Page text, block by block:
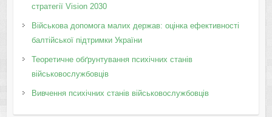
стратегії Vision 2030
Військова допомога малих держав: оцінка ефективності
балтійської підтримки України
Теоретичне обґрунтування психічних станів
військовослужбовців
Вивчення психічних станів військовослужбовців